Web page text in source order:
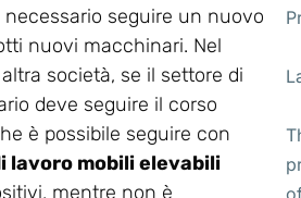
seguire un nuovo
nuovi macchinari. Nel
società, se il settore di
deve seguire il corso
è possibile seguire con
lavoro mobili elevabili
mentre non è